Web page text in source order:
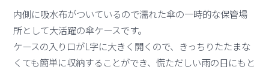
内側に吸水布がついているので濡れた傘の一時的な保管場
所として大活躍の傘ケースです。
ケースの入り口がL字に大きく開くので、きっちりたたまな
くても簡単に収納することができ、慌ただしい雨の日にもと